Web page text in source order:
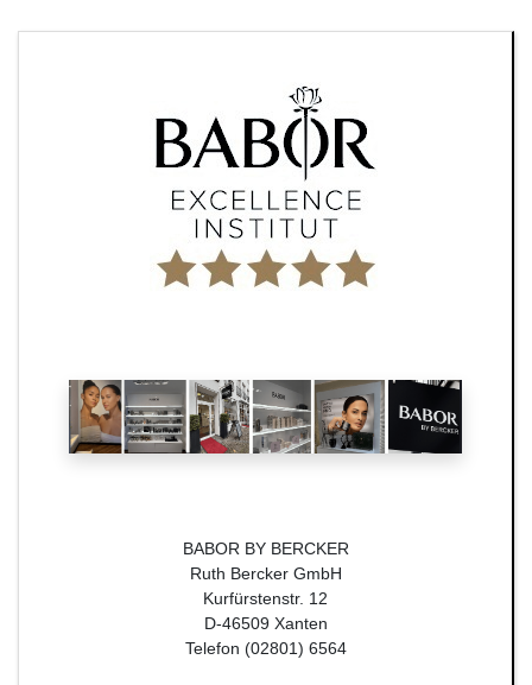
BABOR BY BERCKER
Ruth Bercker GmbH
Kurfürstenstr. 12
D-46509 Xanten
Telefon (02801) 6564